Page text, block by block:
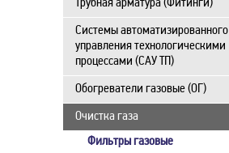
Трубная арматура (Фитинги)
Системы автоматизированного
управления технологическими
процессами (САУ ТП)
Обогреватели газовые (ОГ)
Очистка газа
Фильтры газовые